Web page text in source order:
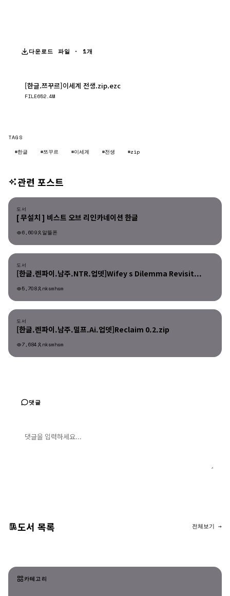
다운로드 파일 · 1개
[한글.쯔꾸르]이세계 전생.zip.ezc
FILE652.4M
TAGS
#한글
#쯔꾸르 #이세계 #전생 #zip
관련 포스트
도서
도서
[ 무설치 ] 비스트 오브 리인카네이션 한글
6,609 알뜰폰
도서
도서
[한글.렌파이.남주.NTR.업뎃]Wifey s Dilemma Revisit...
5,708 nksmhsm
도서
도서
[한글.렌파이.남주.밀프.Ai.업뎃]Reclaim 0.2.zip
7,684 nksmhsm
댓글
도서 목록 전체보기 →
카테고리